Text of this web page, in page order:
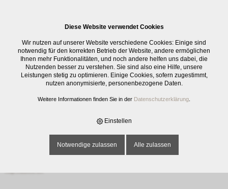
Impressum
Firma
aufco ag
Othmar Aufdenblatten
Postfach 440
Tel +41 27 967 34 33
Fax +41 967 14 49
http://aufco.ch
Diese Website verwendet Cookies
Wir nutzen auf unserer Website verschiedene Cookies: Einige sind
notwendig für den korrekten Betrieb der Website, andere ermöglichen
Ihnen mehr Funktionalitäten, und noch andere helfen uns dabei, die
Nutzenden besser zu verstehen. Sie sind also eine Hilfe, unsere
Leistungen stetig zu optimieren. Einige Cookies, sofern zugestimmt,
nutzen anonymisierte, personenbezogene Daten.
Weitere Informationen finden Sie in der Datenschutzerklärung
Einstellen
Notwendige zulassen Alle zulassen